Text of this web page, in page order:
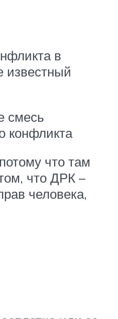
в
известный
смесь
конфликта
что там
что ДРК –
человека,